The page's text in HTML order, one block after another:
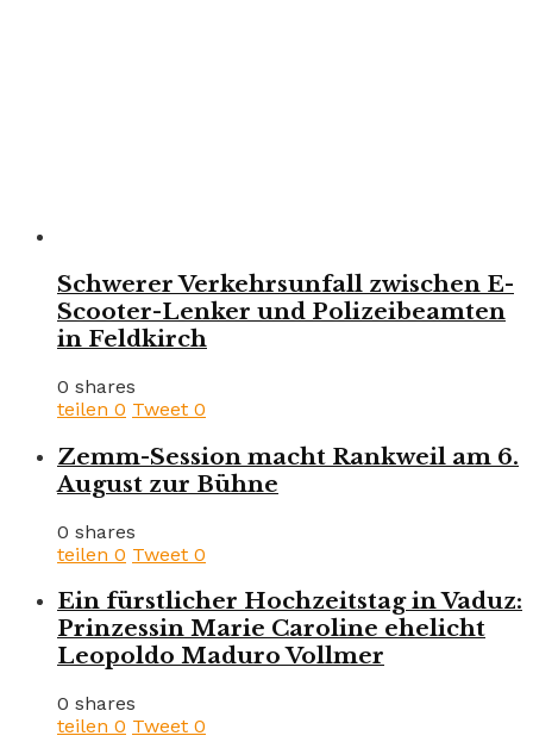
Schwerer Verkehrsunfall zwischen E-
Scooter-Lenker und Polizeibeamten
in Feldkirch
0 shares
teilen 0 Tweet 0
Zemm-Session macht Rankweil am 6.
August zur Bühne
0 shares
teilen 0 Tweet 0
Ein fürstlicher Hochzeitstag in Vaduz:
Prinzessin Marie Caroline ehelicht
Leopoldo Maduro Vollmer
0 shares
teilen 0 Tweet 0